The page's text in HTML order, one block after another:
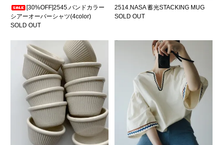
[30%OFF]2545.バンドカラー
シアーオーバーシャツ(4color)
SOLD OUT
2514.NASA 蓄光STACKING MUG
SOLD OUT